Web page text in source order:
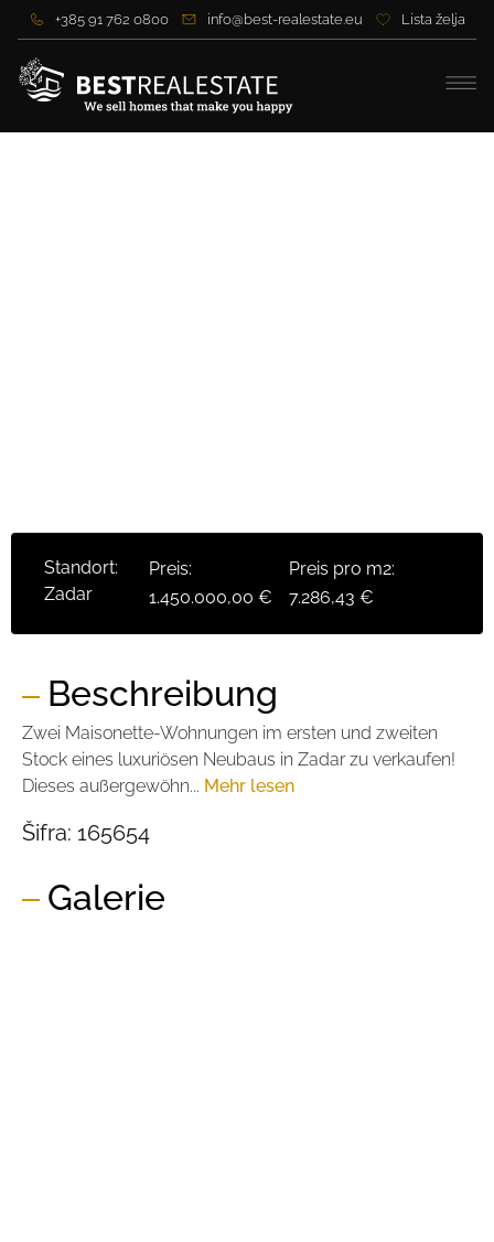
+385 91 762 0800 info@best-realestate.eu Lista želja
Standort:
Zadar
Preis:
1.450.000,00 €
Preis pro m2:
7.286,43 €
Beschreibung
Zwei Maisonette-Wohnungen im ersten und zweiten
Stock eines luxuriösen Neubaus in Zadar zu verkaufen!
Dieses außergewöhn... Mehr lesen
Šifra: 165654
Galerie